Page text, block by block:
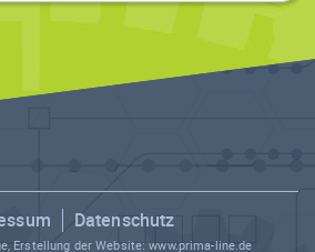
Datenschutz
Erstellung der Website:www.prima-line.de